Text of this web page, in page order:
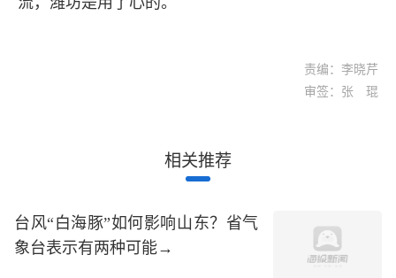
责编：李晓芹
审签：张 琨
相关推荐
台风“白海豚”如何影响山东？省气
象台表示有两种可能→